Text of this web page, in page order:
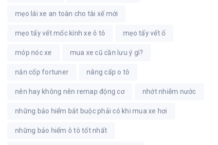
mẹo lái xe an toàn cho tài xế mới
mẹo tẩy vết mốc kính xe ô tô mẹo tẩy vết ố
móp nóc xe mua xe cũ cần lưu ý gì?
nắn cốp fortuner nâng cấp o tô
nên hay không nên remap động cơ nhớt nhiễm nước
những bảo hiểm bắt buộc phải có khi mua xe hơi
những bảo hiểm ô tô tốt nhất